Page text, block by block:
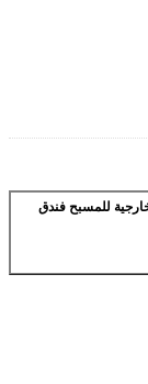
للمسبح فندق